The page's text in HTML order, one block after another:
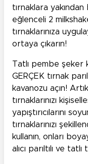
tırnaklara
eğlenceli 2
tırnaklarınıza
ortaya çıkarın!
Tatlı pembe şeker
GERÇEK tırnak
kavanozu açın!
tırnaklarınızı
yapıştırıcılarını
tırnaklarınızı
kullanın, onları
alıcı parıltılı ve